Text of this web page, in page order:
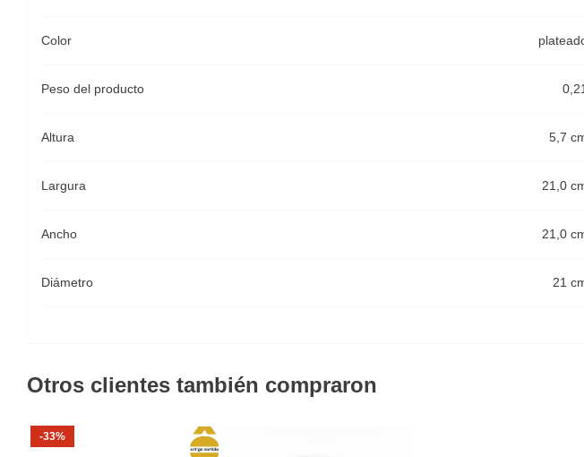
Color
Peso del producto 0,21
Altura 5,7
Largura 21,0
Ancho 21,0
Diámetro 21
Otros clientes también compraron
-33%